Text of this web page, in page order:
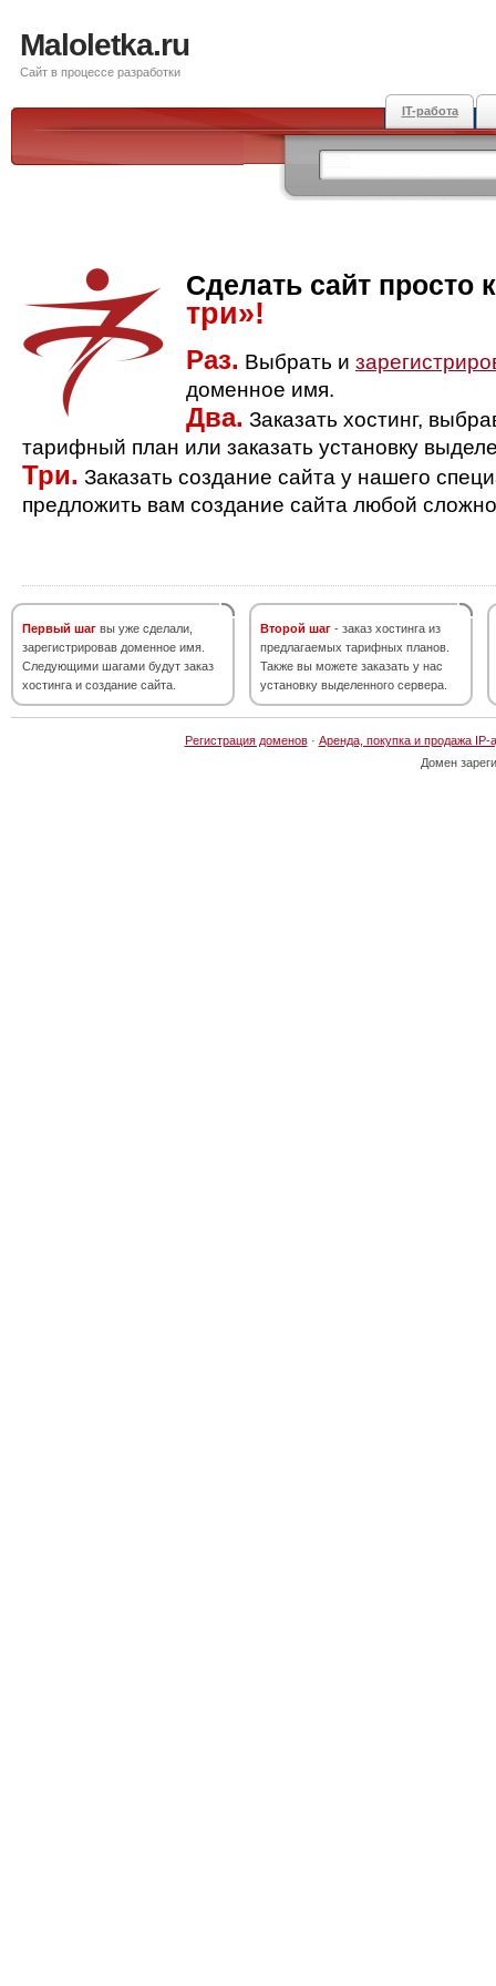
Maloletka.ru
Сайт в процессе разработки
IT-работа
Сделать сайт просто
три»!
Раз. Выбрать и
доменное имя.
Два. Заказать хостинг,
тарифный план или заказать установку
Три. Заказать создание сайта у нашего
предложить вам создание сайта любой
Первый шаг вы уже сделали,
зарегистрировав доменное имя.
Следующими шагами будут заказ
хостинга и создание сайта.
Второй шаг - заказ хостинга из
предлагаемых тарифных планов.
Также вы можете заказать у нас
установку выделенного сервера.
Регистрация доменов· Аренда, покупка и продажа IP-
Домен